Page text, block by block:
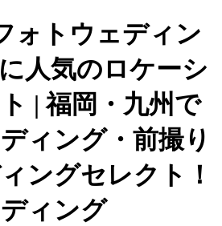
ォトウェディン
人気のロケーシ
| 福岡・九州で
ィング・前撮り
ングセレクト！
ィング